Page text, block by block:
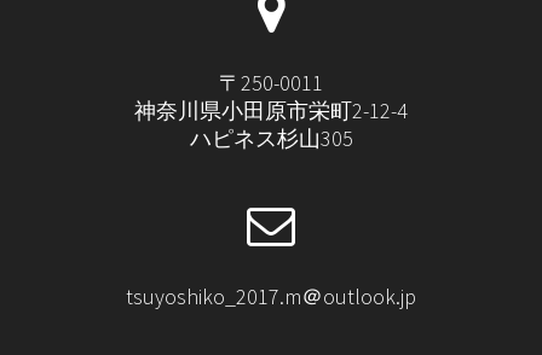
〒250-0011
神奈川県小田原市栄町2-12-4
ハピネス杉山305
tsuyoshiko_2017.m＠outlook.jp